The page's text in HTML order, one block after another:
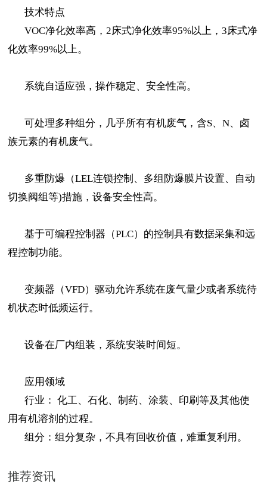
技术特点
VOC净化效率高，2床式净化效率95%以上，3床式净
化效率99%以上。
系统自适应强，操作稳定、安全性高。
可处理多种组分，几乎所有有机废气，含S、N、卤
族元素的有机废气。
多重防爆（LEL连锁控制、多组防爆膜片设置、自动
切换阀组等)措施，设备安全性高。
基于可编程控制器（PLC）的控制具有数据采集和远
程控制功能。
变频器（VFD）驱动允许系统在废气量少或者系统待
机状态时低频运行。
设备在厂内组装，系统安装时间短。
应用领域
行业： 化工、石化、制药、涂装、印刷等及其他使
用有机溶剂的过程。
组分：组分复杂，不具有回收价值，难重复利用。
推荐资讯